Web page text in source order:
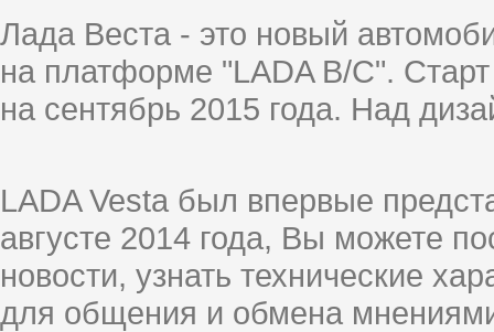
Лада Веста - это новый
на платформе "LADA B/C".
на сентябрь 2015 года. Над
LADA Vesta был впервые
августе 2014 года, Вы можете
новости, узнать технические
для общения и обмена